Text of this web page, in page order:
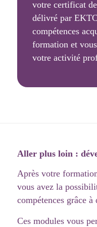
votre certificat
délivré par
compétences
formation et
votre activité
Aller plus loin :
Après votre
vous avez la
compétences grâce
Ces modules vous